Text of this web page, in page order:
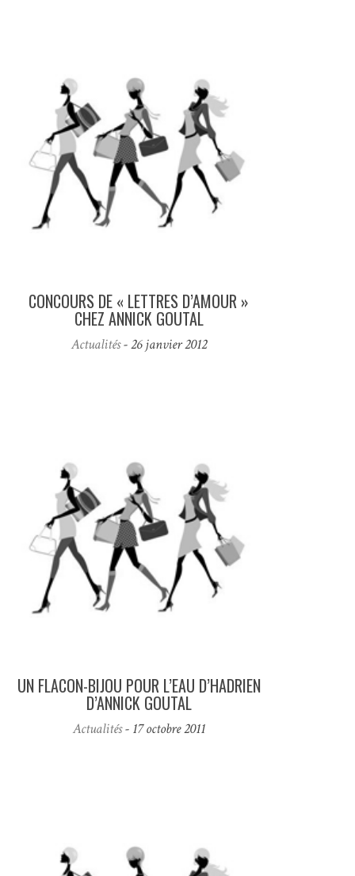
CONCOURS DE « LETTRES D’AMOUR »
CHEZ ANNICK GOUTAL
Actualités- 26 janvier 2012
UN FLACON-BIJOU POUR L’EAU D’HADRIEN
D’ANNICK GOUTAL
Actualités- 17 octobre 2011